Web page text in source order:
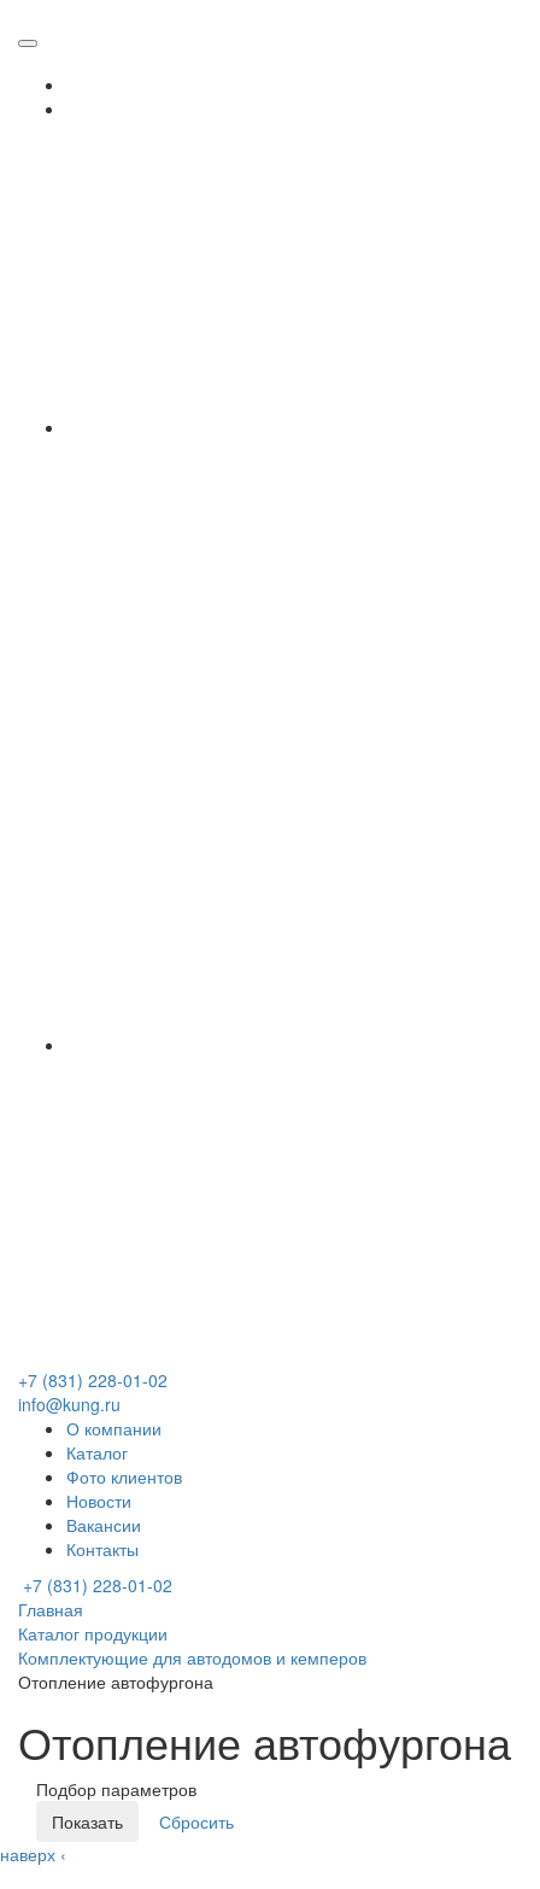
+7 (831) 228-01-02
info@kung.ru
О компании
Каталог
Фото клиентов
Новости
Вакансии
Контакты
+7 (831) 228-01-02
Главная
Каталог продукции
Комплектующие для автодомов и кемперов
Отопление автофургона
Отопление автофургона
Подбор параметров
наверх ‹